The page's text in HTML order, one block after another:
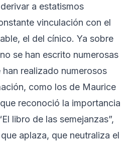
a estatismos
vinculación con el
el del cínico. Ya sobre
se han escrito numerosas
realizado numerosos
como los de Maurice
reconoció la importancia
libro de las semejanzas”,
aplaza, que neutraliza el